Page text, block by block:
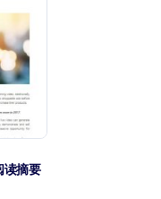
备。
并更快采取行动。
。
读摘要